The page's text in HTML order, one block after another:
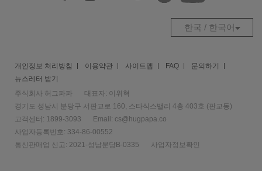
한국 / 한국어
개인정보 처리방침 이용약관 사이트맵 FAQ
문의하기
뉴스레터 받기
주식회사 허그파파
대표자: 이위혁
경기도 성남시 분당구 서판교로 160, 스타식스밸리 4층 403호 (판교동)
고객센터: 1899-3093
Email: cs@hugpapa.co
사업자등록번호: 334-86-00552
통신판매업 신고: 2021-성남분당B-0335
사업자정보확인